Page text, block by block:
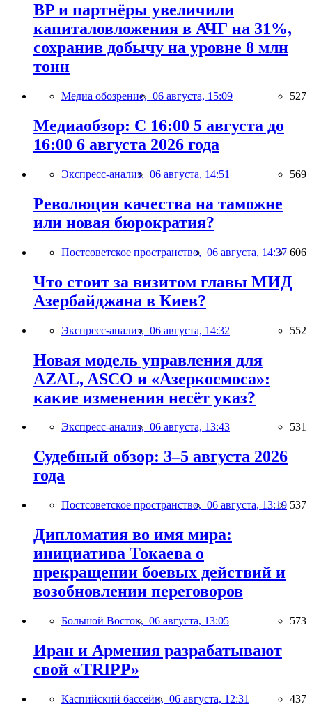
BP и партнёры увеличили
капиталовложения в АЧГ на 31%,
сохранив добычу на уровне 8 млн
тонн
Медиа обозрение, 06 августа, 15:09 527
Медиаобзор: С 16:00 5 августа до
16:00 6 августа 2026 года
Экспресс-анализ, 06 августа, 14:51 569
Революция качества на таможне
или новая бюрократия?
Постсоветское пространство, 06 августа, 14:37 606
Что стоит за визитом главы МИД
Азербайджана в Киев?
Экспресс-анализ, 06 августа, 14:32 552
Новая модель управления для
AZAL, ASCO и «Азеркосмоса»:
какие изменения несёт указ?
Экспресс-анализ, 06 августа, 13:43 531
Судебный обзор: 3–5 августа 2026
года
Постсоветское пространство, 06 августа, 13:19 537
Дипломатия во имя мира:
инициатива Токаева о
прекращении боевых действий и
возобновлении переговоров
Большой Восток, 06 августа, 13:05 573
Иран и Армения разрабатывают
свой «TRIPP»
Каспийский бассейн, 06 августа, 12:31 437